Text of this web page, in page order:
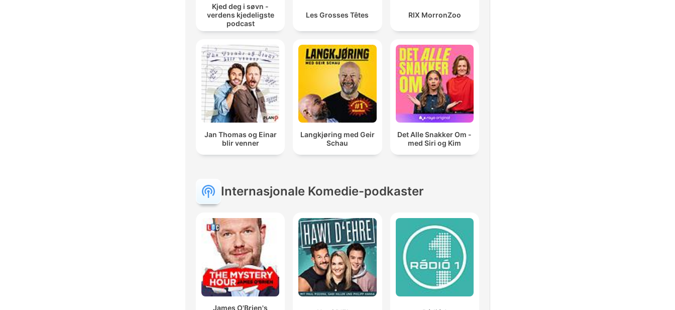
Kjed deg i søvn -
verdens kjedeligste
podcast
Les Grosses Têtes RIX MorronZoo
Jan Thomas og Einar
blir venner
Langkjøring med Geir
Schau
Det Alle Snakker Om -
med Siri og Kim
Internasjonale Komedie-podkaster
James O'Brien's